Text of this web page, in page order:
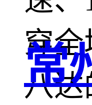
穿
八达
常